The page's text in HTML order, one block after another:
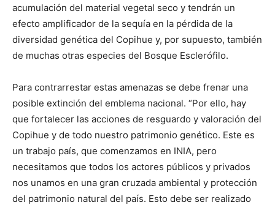
acumulación del material vegetal seco y tendrán un
efecto amplificador de la sequía en la pérdida de la
diversidad genética del Copihue y, por supuesto, también
de muchas otras especies del Bosque Esclerófilo.
Para contrarrestar estas amenazas se debe frenar una
posible extinción del emblema nacional. “Por ello, hay
que fortalecer las acciones de resguardo y valoración del
Copihue y de todo nuestro patrimonio genético. Este es
un trabajo país, que comenzamos en INIA, pero
necesitamos que todos los actores públicos y privados
nos unamos en una gran cruzada ambiental y protección
del patrimonio natural del país. Esto debe ser realizado